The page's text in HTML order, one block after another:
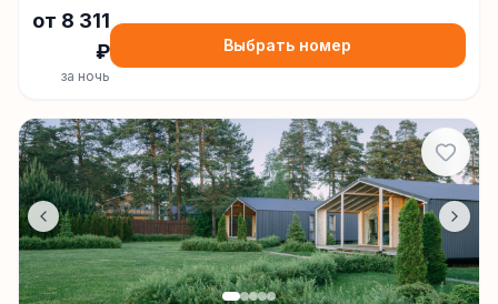
от 8 311
₽
за ночь
Выбрать номер